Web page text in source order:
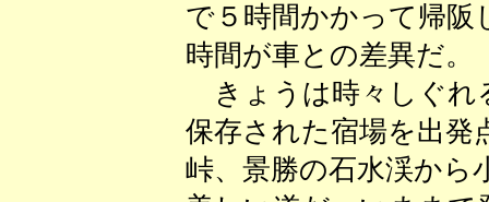
で５時間かかって帰阪
時間が車との差異だ。
きょうは時々しぐれ
保存された宿場を出発
峠、景勝の石水渓から